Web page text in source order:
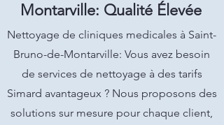
Montarville: Qualité Élevée
Nettoyage de cliniques medicales à Saint-
Bruno-de-Montarville: Vous avez besoin
de services de nettoyage à des tarifs
Simard avantageux ? Nous proposons des
solutions sur mesure pour chaque client,